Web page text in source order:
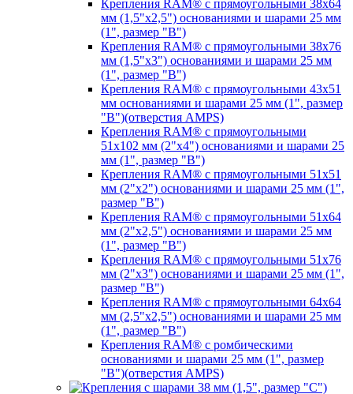
Крепления RAM® с прямоугольными 38х64
мм (1,5"х2,5") основаниями и шарами 25 мм
(1", размер "B")
Крепления RAM® с прямоугольными 38х76
мм (1,5"х3") основаниями и шарами 25 мм
(1", размер "B")
Крепления RAM® с прямоугольными 43x51
мм основаниями и шарами 25 мм (1", размер
"B")(отверстия AMPS)
Крепления RAM® с прямоугольными
51х102 мм (2"х4") основаниями и шарами 25
мм (1", размер "B")
Крепления RAM® с прямоугольными 51х51
мм (2"х2") основаниями и шарами 25 мм (1",
размер "B")
Крепления RAM® с прямоугольными 51х64
мм (2"х2,5") основаниями и шарами 25 мм
(1", размер "B")
Крепления RAM® с прямоугольными 51х76
мм (2"х3") основаниями и шарами 25 мм (1",
размер "B")
Крепления RAM® с прямоугольными 64х64
мм (2,5"х2,5") основаниями и шарами 25 мм
(1", размер "B")
Крепления RAM® с ромбическими
основаниями и шарами 25 мм (1", размер
"B")(отверстия AMPS)